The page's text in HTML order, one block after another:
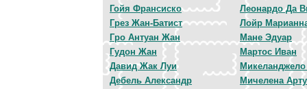
Гойя Франсиско
Грез Жан-Батист
Гро Антуан Жан
Гудон Жан
Давид Жак Луи
Дебель Александр
Леонардо Да
Лойр
Мане Эдуар
Мартос Иван
Мичелена